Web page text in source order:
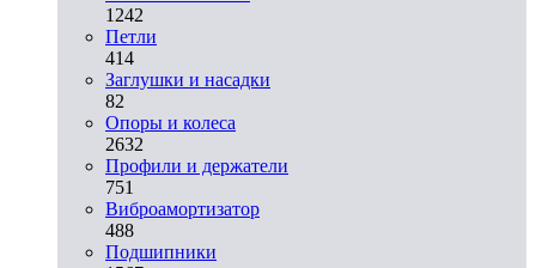
1242
Петли
414
Заглушки и насадки
82
Опоры и колеса
2632
Профили и держатели
751
Виброамортизатор
488
Подшипники